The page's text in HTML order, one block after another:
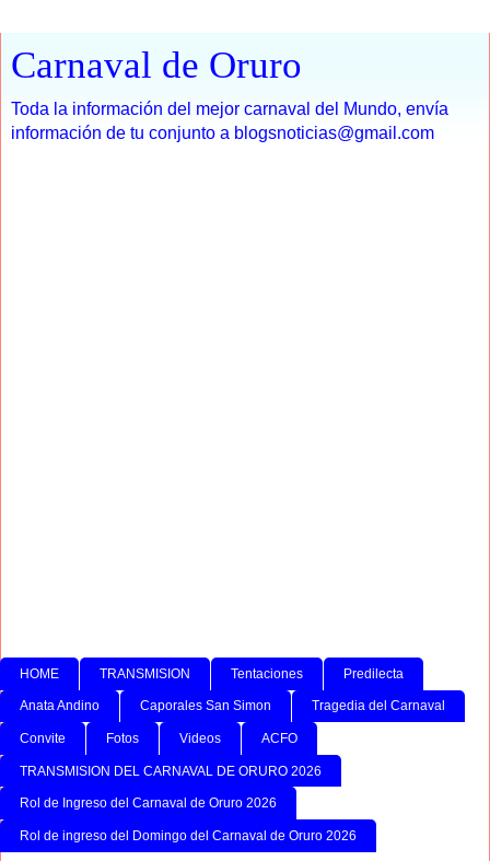
Carnaval de Oruro
Toda la información del mejor carnaval del Mundo, envía
información de tu conjunto a blogsnoticias@gmail.com
HOME TRANSMISION Tentaciones Predilecta
Anata Andino Caporales San Simon Tragedia del Carnaval
Convite Fotos Videos ACFO
TRANSMISION DEL CARNAVAL DE ORURO 2026
Rol de Ingreso del Carnaval de Oruro 2026
Rol de ingreso del Domingo del Carnaval de Oruro 2026